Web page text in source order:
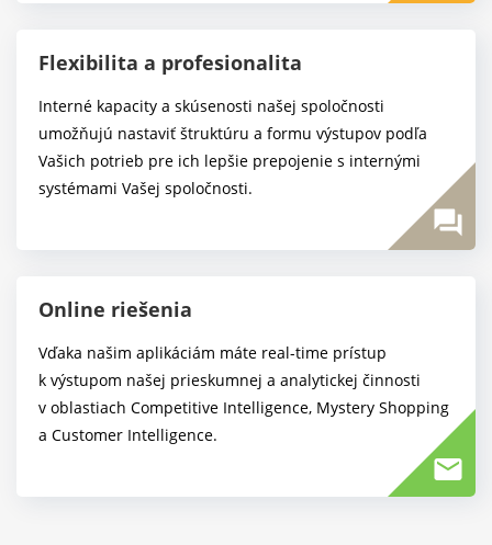
Flexibilita a profesionalita
Interné kapacity a skúsenosti našej spoločnosti
umožňujú nastaviť štruktúru a formu výstupov podľa
Vašich potrieb pre ich lepšie prepojenie s internými
systémami Vašej spoločnosti.
Online riešenia
Vďaka našim aplikáciám máte real-time prístup
k výstupom našej prieskumnej a analytickej činnosti
v oblastiach Competitive Intelligence, Mystery Shopping
a Customer Intelligence.